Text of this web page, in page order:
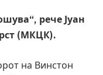
рече Јуан
(МКЦК).
на Винстон